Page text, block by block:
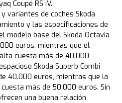
Coupé RS iV.
variantes de coches Skoda
y las especificaciones de
modelo base del Skoda Octavia
euros, mientras que el
cuesta más de 40.000
Skoda Superb Combi
40.000 euros, mientras que la
más de 50.000 euros. Sin
una buena relación